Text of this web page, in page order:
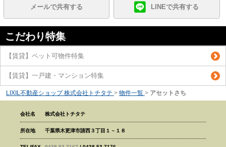
メールで共有する LINEで共有する
こだわり特集
【賃貸】ペット可物件特集
【賃貸】一戸建・マンション特集
LIXIL不動産ショップ 株式会社トチタテ > 物件一覧 > アセットさち
会社名 株式会社トチタテ
所在地 千葉県木更津市請西３丁目１－１８